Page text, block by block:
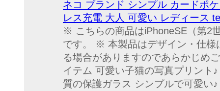
ネコ ブランド シンプル カードポ
レス充電 大人 可愛い レディース
※ こちらの商品はiPhoneSE（第2
です。 ※ 本製品はデザイン・仕様
る場合がありますのであらかじ
イテム 可愛い子猫の写真プリント
質の保護ガラス シンプルで可愛い